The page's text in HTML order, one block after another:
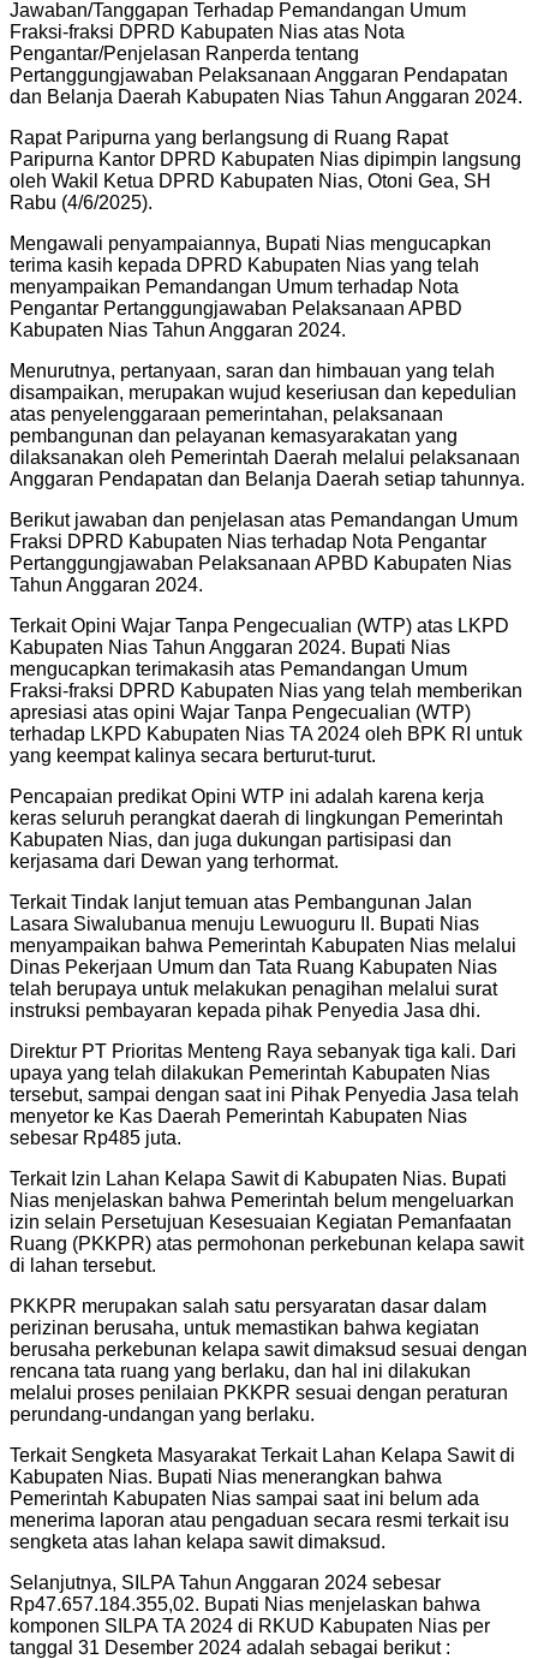
Jawaban/Tanggapan Terhadap Pemandangan Umum
Fraksi-fraksi DPRD Kabupaten Nias atas Nota
Pengantar/Penjelasan Ranperda tentang
Pertanggungjawaban Pelaksanaan Anggaran Pendapatan
dan Belanja Daerah Kabupaten Nias Tahun Anggaran 2024.
Rapat Paripurna yang berlangsung di Ruang Rapat
Paripurna Kantor DPRD Kabupaten Nias dipimpin langsung
oleh Wakil Ketua DPRD Kabupaten Nias, Otoni Gea, SH
Rabu (4/6/2025).
Mengawali penyampaiannya, Bupati Nias mengucapkan
terima kasih kepada DPRD Kabupaten Nias yang telah
menyampaikan Pemandangan Umum terhadap Nota
Pengantar Pertanggungjawaban Pelaksanaan APBD
Kabupaten Nias Tahun Anggaran 2024.
Menurutnya, pertanyaan, saran dan himbauan yang telah
disampaikan, merupakan wujud keseriusan dan kepedulian
atas penyelenggaraan pemerintahan, pelaksanaan
pembangunan dan pelayanan kemasyarakatan yang
dilaksanakan oleh Pemerintah Daerah melalui pelaksanaan
Anggaran Pendapatan dan Belanja Daerah setiap tahunnya.
Berikut jawaban dan penjelasan atas Pemandangan Umum
Fraksi DPRD Kabupaten Nias terhadap Nota Pengantar
Pertanggungjawaban Pelaksanaan APBD Kabupaten Nias
Tahun Anggaran 2024.
Terkait Opini Wajar Tanpa Pengecualian (WTP) atas LKPD
Kabupaten Nias Tahun Anggaran 2024. Bupati Nias
mengucapkan terimakasih atas Pemandangan Umum
Fraksi-fraksi DPRD Kabupaten Nias yang telah memberikan
apresiasi atas opini Wajar Tanpa Pengecualian (WTP)
terhadap LKPD Kabupaten Nias TA 2024 oleh BPK RI untuk
yang keempat kalinya secara berturut-turut.
Pencapaian predikat Opini WTP ini adalah karena kerja
keras seluruh perangkat daerah di lingkungan Pemerintah
Kabupaten Nias, dan juga dukungan partisipasi dan
kerjasama dari Dewan yang terhormat.
Terkait Tindak lanjut temuan atas Pembangunan Jalan
Lasara Siwalubanua menuju Lewuoguru II. Bupati Nias
menyampaikan bahwa Pemerintah Kabupaten Nias melalui
Dinas Pekerjaan Umum dan Tata Ruang Kabupaten Nias
telah berupaya untuk melakukan penagihan melalui surat
instruksi pembayaran kepada pihak Penyedia Jasa dhi.
Direktur PT Prioritas Menteng Raya sebanyak tiga kali. Dari
upaya yang telah dilakukan Pemerintah Kabupaten Nias
tersebut, sampai dengan saat ini Pihak Penyedia Jasa telah
menyetor ke Kas Daerah Pemerintah Kabupaten Nias
sebesar Rp485 juta.
Terkait Izin Lahan Kelapa Sawit di Kabupaten Nias. Bupati
Nias menjelaskan bahwa Pemerintah belum mengeluarkan
izin selain Persetujuan Kesesuaian Kegiatan Pemanfaatan
Ruang (PKKPR) atas permohonan perkebunan kelapa sawit
di lahan tersebut.
PKKPR merupakan salah satu persyaratan dasar dalam
perizinan berusaha, untuk memastikan bahwa kegiatan
berusaha perkebunan kelapa sawit dimaksud sesuai dengan
rencana tata ruang yang berlaku, dan hal ini dilakukan
melalui proses penilaian PKKPR sesuai dengan peraturan
perundang-undangan yang berlaku.
Terkait Sengketa Masyarakat Terkait Lahan Kelapa Sawit di
Kabupaten Nias. Bupati Nias menerangkan bahwa
Pemerintah Kabupaten Nias sampai saat ini belum ada
menerima laporan atau pengaduan secara resmi terkait isu
sengketa atas lahan kelapa sawit dimaksud.
Selanjutnya, SILPA Tahun Anggaran 2024 sebesar
Rp47.657.184.355,02. Bupati Nias menjelaskan bahwa
komponen SILPA TA 2024 di RKUD Kabupaten Nias per
tanggal 31 Desember 2024 adalah sebagai berikut :